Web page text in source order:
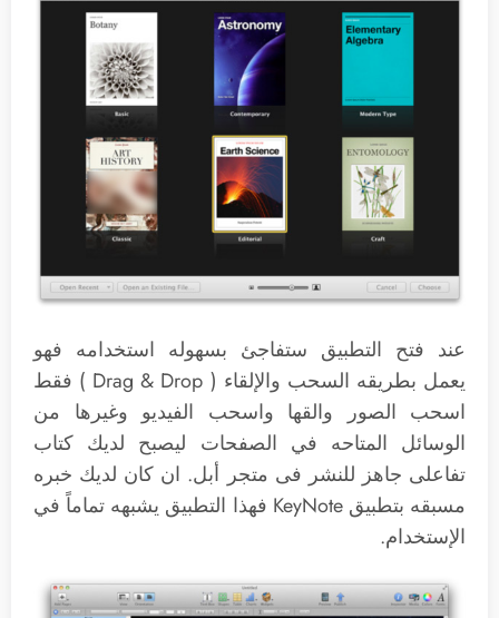
عند فتح التطبيق ستفاجئ بسهوله استخدامه فهو
يعمل بطريقه السحب والإلقاء ( Drag & Drop ) فقط
اسحب الصور والقها واسحب الفيديو وغيرها من
الوسائل المتاحه في الصفحات ليصبح لديك كتاب
تفاعلى جاهز للنشر فى متجر أبل. ان كان لديك خبره
مسبقه بتطبيق KeyNote فهذا التطبيق يشبهه تماماً في
الإستخدام.